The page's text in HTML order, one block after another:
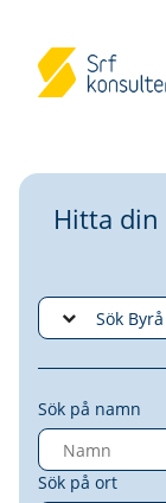
Hitta din
Sök på namn
Sök på ort